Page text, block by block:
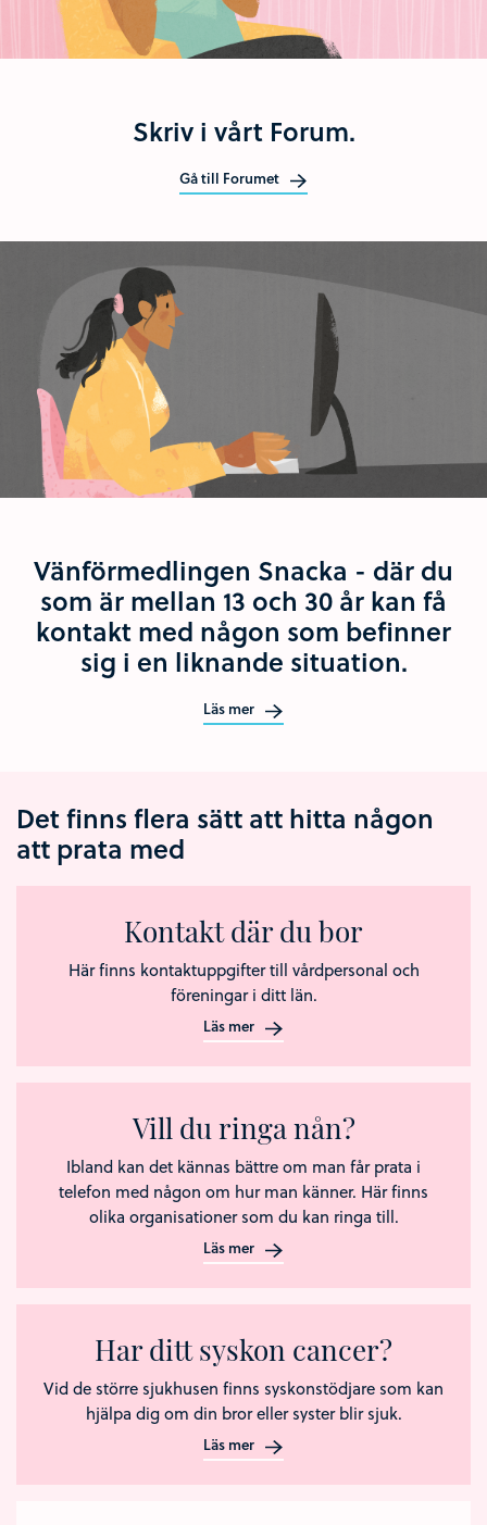
Skriv i vårt Forum.
Gå till Forumet
Vänförmedlingen Snacka - där du
som är mellan 13 och 30 år kan få
kontakt med någon som befinner
sig i en liknande situation.
Läs mer
Det finns flera sätt att hitta någon
att prata med
Kontakt där du bor
Här finns kontaktuppgifter till vårdpersonal och
föreningar i ditt län.
Läs mer
Vill du ringa nån?
Ibland kan det kännas bättre om man får prata i
telefon med någon om hur man känner. Här finns
olika organisationer som du kan ringa till.
Läs mer
Har ditt syskon cancer?
Vid de större sjukhusen finns syskonstödjare som kan
hjälpa dig om din bror eller syster blir sjuk.
Läs mer